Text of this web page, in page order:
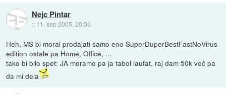
Nejc Pintar
:: 11. sep 2005, 20:36
Heh, MS bi moral prodajati samo eno SuperDuperBestFastNoVirus
edition ostale pa Home, Office, ...
tako bi bilo spet: JA moramo pa ja tabol laufat, raj dam 50k več pa
da mi dela